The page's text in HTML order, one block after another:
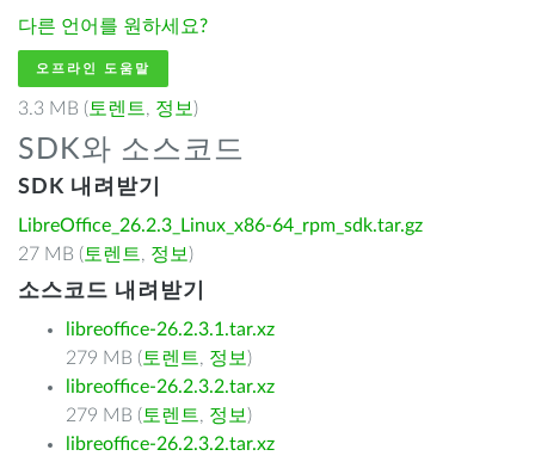
다른 언어를 원하세요?
오프라인 도움말
3.3 MB ( 토렌트, 정보 )
SDK와 소스코드
SDK 내려받기
LibreOffice_26.2.3_Linux_x86-64_rpm_sdk.tar.gz
27 MB ( 토렌트, 정보 )
소스코드 내려받기
libreoffice-26.2.3.1.tar.xz
279 MB ( 토렌트, 정보 )
libreoffice-26.2.3.2.tar.xz
279 MB ( 토렌트, 정보 )
libreoffice-26.2.3.2.tar.xz